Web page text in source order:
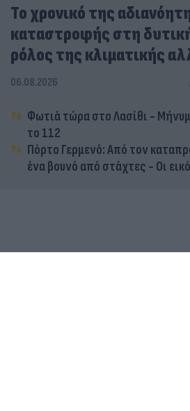
Το χρονικό της
καταστροφής στη
ρόλος της κλιματικής
06.08.2026
Φωτιά τώρα στο Λασίθι -
το 112
Πόρτο Γερμενό: Από τον
ένα βουνό από στάχτες - Οι